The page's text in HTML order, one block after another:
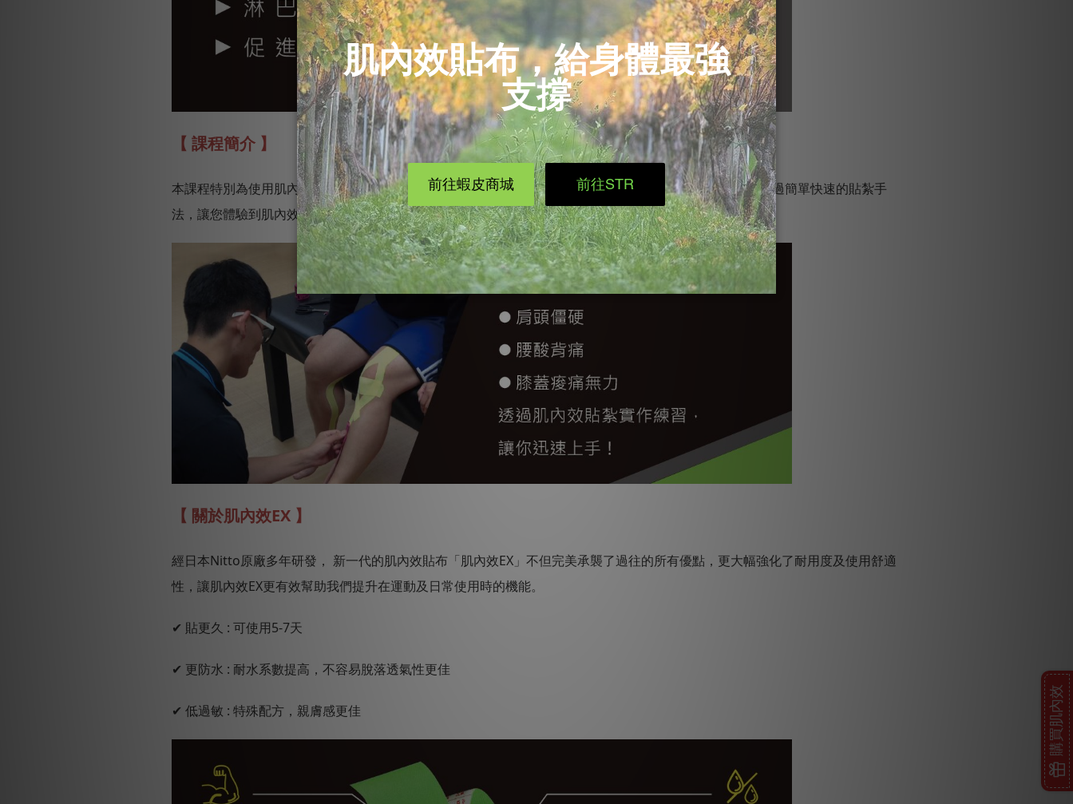
【 課程簡介 】
本課程特別為使用肌內效貼布的新手而設計，針對日常生活中常見的五十肩、腰酸背痛、膝蓋痠痛無力，透過簡單快速的貼紮手
法，讓您體驗到肌內效EX的神奇魅力。肌內效EX團隊教您如何一次使用就上手!
【 關於肌內效EX 】
經日本Nitto原廠多年研發， 新一代的肌內效貼布「肌內效EX」不但完美承襲了過往的所有優點，更大幅強化了耐用度及使用舒適
性，讓肌內效EX更有效幫助我們提升在運動及日常使用時的機能。
✔ 貼更久 : 可使用5-7天
✔ 更防水 : 耐水系數提高，不容易脫落透氣性更佳
✔ 低過敏 : 特殊配方，親膚感更佳 購買肌內效